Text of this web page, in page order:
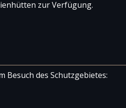
zur Verfügung.
Besuch des Schutzgebietes: